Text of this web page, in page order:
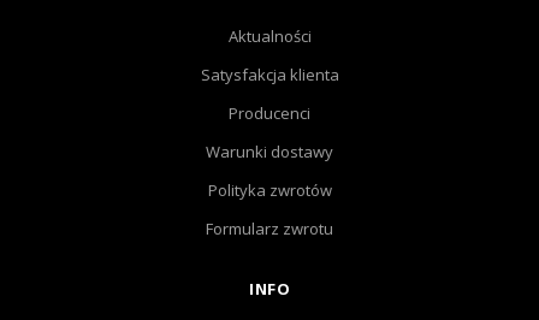
Aktualności
Satysfakcja klienta
Producenci
Warunki dostawy
Polityka zwrotów
Formularz zwrotu
INFO